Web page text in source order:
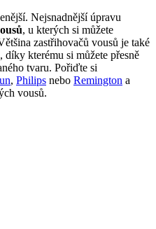
Nejsnadnější úpravu
, u kterých si můžete
zastřihovačů vousů je také
kterému si můžete přesně
tvaru. Pořiďte si
, Philips nebo Remington a
vousů.